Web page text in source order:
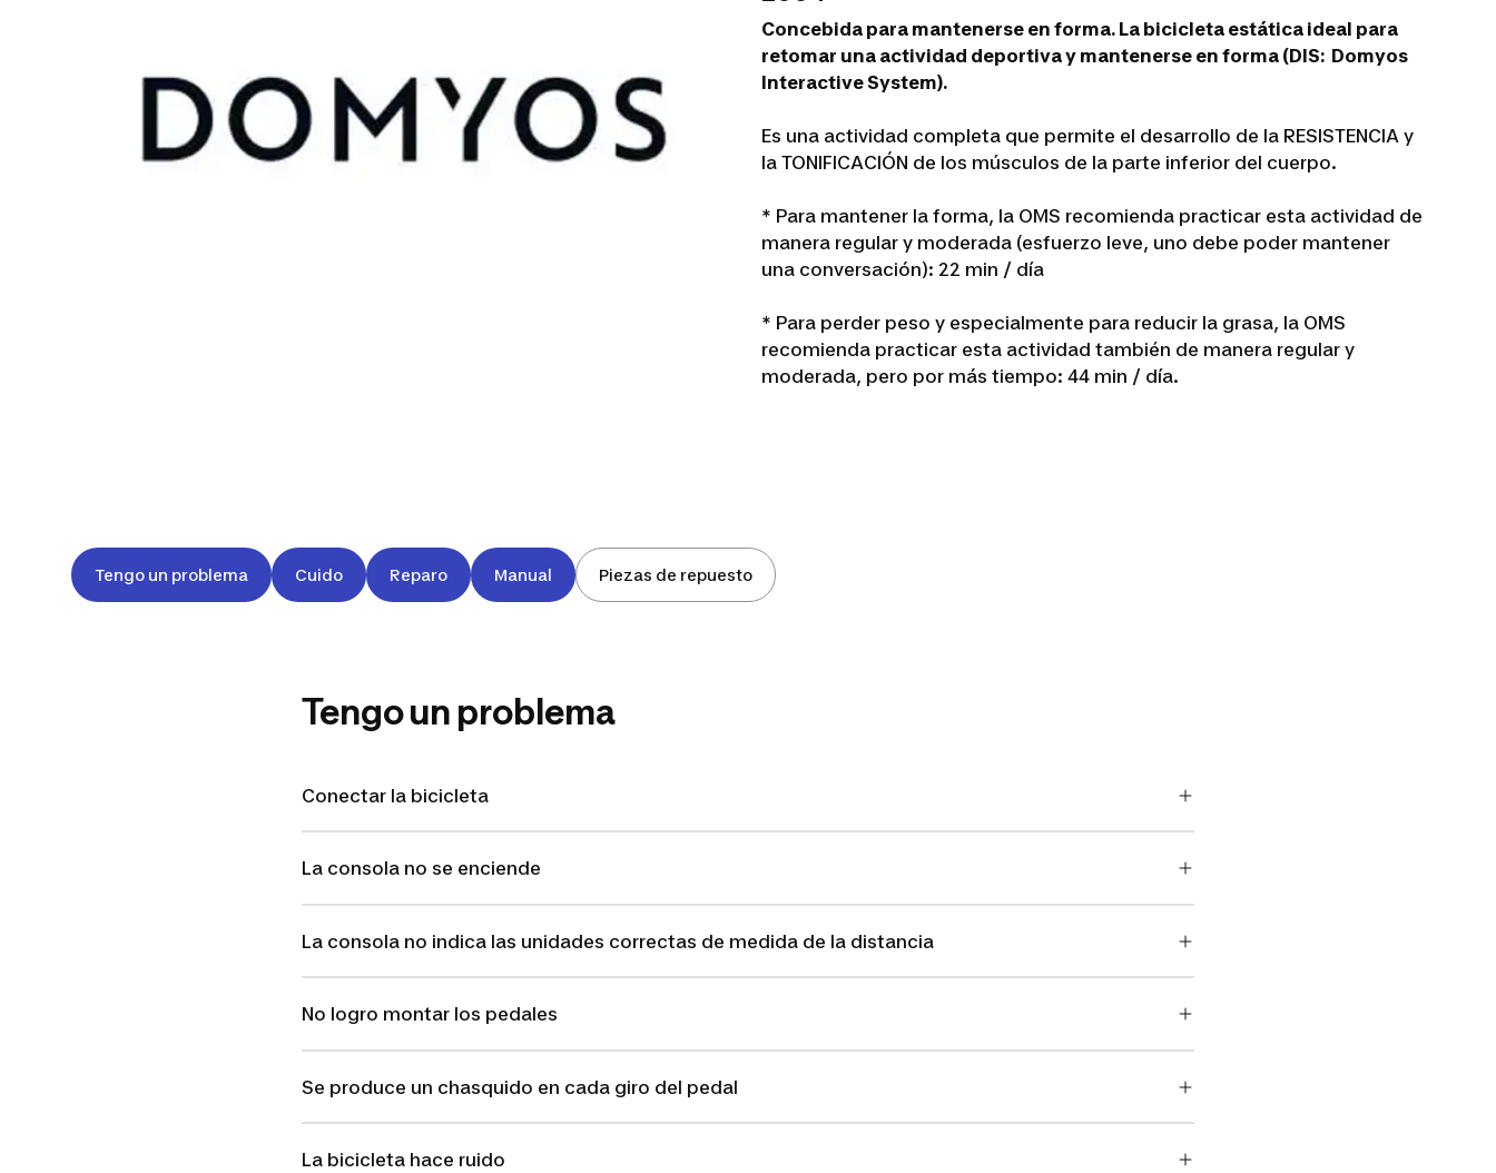
Concebida para mantenerse en forma. La bicicleta estática ideal para
retomar una actividad deportiva y mantenerse en forma (DIS: Domyos
Interactive System).
Es una actividad completa que permite el desarrollo de la RESISTENCIA y
la TONIFICACIÓN de los músculos de la parte inferior del cuerpo.
* Para mantener la forma, la OMS recomienda practicar esta actividad de
manera regular y moderada (esfuerzo leve, uno debe poder mantener
una conversación): 22 min / día
* Para perder peso y especialmente para reducir la grasa, la OMS
recomienda practicar esta actividad también de manera regular y
moderada, pero por más tiempo: 44 min / día.
Tengo un problema Cuido Reparo Manual Piezas de repuesto
Tengo un problema
Conectar la bicicleta
La consola no se enciende
La consola no indica las unidades correctas de medida de la distancia
No logro montar los pedales
Se produce un chasquido en cada giro del pedal
La bicicleta hace ruido